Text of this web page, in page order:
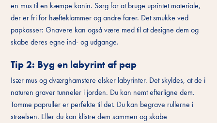
en mus til en kæmpe kanin. Sørg for at bruge uprintet materiale,
der er fri for hæfteklammer og andre farer. Det smukke ved
papkasser: Gnavere kan også være med til at designe dem og
skabe deres egne ind- og udgange.
Tip 2: Byg en labyrint af pap
Især mus og dværghamstere elsker labyrinter. Det skyldes, at de i
naturen graver tunneler i jorden. Du kan nemt efterligne dem.
Tomme papruller er perfekte til det. Du kan begrave rullerne i
strøelsen. Eller du kan klistre dem sammen og skabe